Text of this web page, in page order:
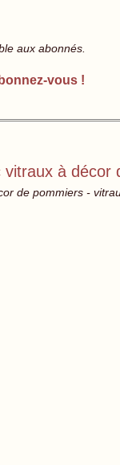
aux abonnés.
vous !
à décor
de pommiers -